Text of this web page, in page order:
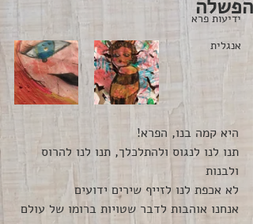
ידיעות פרא
אנגלית
הפשלה
היא קמה בנו, הפרא!
תנו לנו לנגוס ולהתלכלך, תנו לנו להרוס
ולבנות
לא אכפת לנו לזייף שירים ידועים
אנחנו אוהבות לדבר שטויות ברומו של עולם